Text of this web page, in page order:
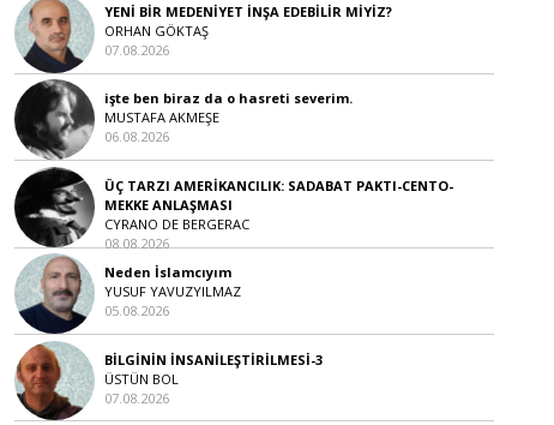
YENİ BİR MEDENİYET İNŞA EDEBİLİR MİYİZ?
ORHAN GÖKTAŞ
07.08.2026
işte ben biraz da o hasreti severim.
MUSTAFA AKMEŞE
06.08.2026
ÜÇ TARZI AMERİKANCILIK: SADABAT PAKTI-CENTO-
MEKKE ANLAŞMASI
CYRANO DE BERGERAC
08.08.2026
Neden İslamcıyım
YUSUF YAVUZYILMAZ
05.08.2026
BİLGİNİN İNSANİLEŞTİRİLMESİ-3
ÜSTÜN BOL
07.08.2026